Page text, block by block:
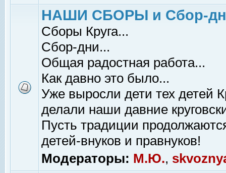
НАШИ СБОРЫ и Сбор-
Сборы Круга...
Сбор-дни...
Общая радостная работа...
Как давно это было...
Уже выросли дети тех детей
делали наши давние
Пусть традиции
детей-внуков и правнуков!
Модераторы: М.Ю.,